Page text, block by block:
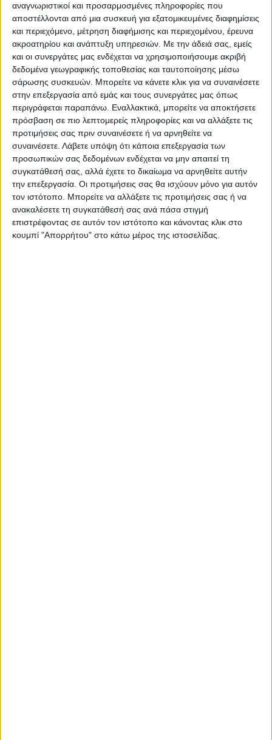
αναγνωριστικοί και προσαρμοσμένες πληροφορίες που
αποστέλλονται από μια συσκευή για εξατομικευμένες διαφημίσεις
και περιεχόμενο, μέτρηση διαφήμισης και περιεχομένου, έρευνα
ακροατηρίου και ανάπτυξη υπηρεσιών. Με την άδειά σας, εμείς
και οι συνεργάτες μας ενδέχεται να χρησιμοποιήσουμε ακριβή
δεδομένα γεωγραφικής τοποθεσίας και ταυτοποίησης μέσω
σάρωσης συσκευών. Μπορείτε να κάνετε κλικ για να συναινέσετε
στην επεξεργασία από εμάς και τους συνεργάτες μας όπως
περιγράφεται παραπάνω. Εναλλακτικά, μπορείτε να αποκτήσετε
πρόσβαση σε πιο λεπτομερείς πληροφορίες και να αλλάξετε τις
προτιμήσεις σας πριν συναινέσετε ή να αρνηθείτε να
συναινέσετε. Λάβετε υπόψη ότι κάποια επεξεργασία των
προσωπικών σας δεδομένων ενδέχεται να μην απαιτεί τη
συγκατάθεσή σας, αλλά έχετε το δικαίωμα να αρνηθείτε αυτήν
την επεξεργασία. Οι προτιμήσεις σας θα ισχύουν μόνο για αυτόν
τον ιστότοπο. Μπορείτε να αλλάξετε τις προτιμήσεις σας ή να
ανακαλέσετε τη συγκατάθεσή σας ανά πάσα στιγμή
επιστρέφοντας σε αυτόν τον ιστότοπο και κάνοντας κλικ στο
κουμπί "Απορρήτου" στο κάτω μέρος της ιστοσελίδας.
ΝΕΟΣ ΑΓΩΝ
https://neosagon.gr
Η Αρχαιότερη Καθημερινή Πρωινή Εφημερίδα της Καρδίτσας
ΠΑΡΟΜΟΙΑ ΑΡΘΡΑ